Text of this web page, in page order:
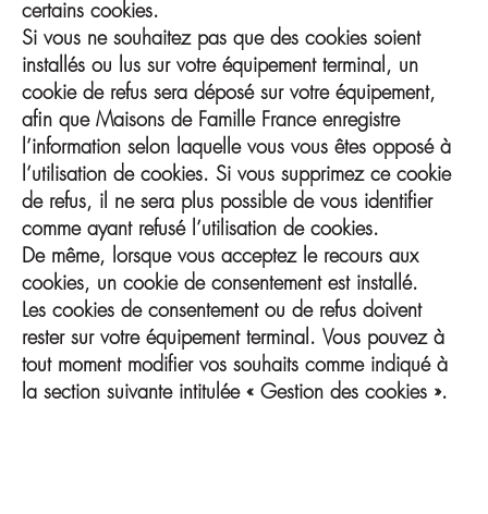
certains cookies.
Si vous ne souhaitez pas que des cookies soient
installés ou lus sur votre équipement terminal, un
cookie de refus sera déposé sur votre équipement,
afin que Maisons de Famille France enregistre
l’information selon laquelle vous vous êtes opposé à
l’utilisation de cookies. Si vous supprimez ce cookie
de refus, il ne sera plus possible de vous identifier
comme ayant refusé l’utilisation de cookies.
De même, lorsque vous acceptez le recours aux
cookies, un cookie de consentement est installé.
Les cookies de consentement ou de refus doivent
rester sur votre équipement terminal. Vous pouvez à
tout moment modifier vos souhaits comme indiqué à
la section suivante intitulée « Gestion des cookies ».